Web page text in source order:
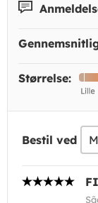
Størrelse:
Bestil ved